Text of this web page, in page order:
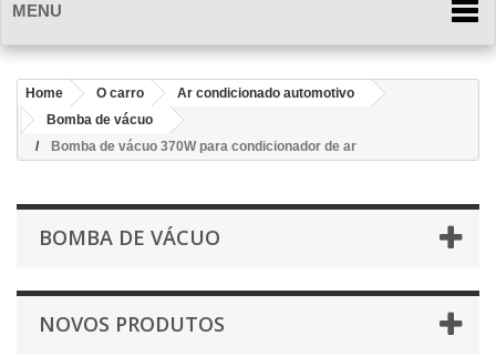
MENU
Home O carro
Ar condicionado automotivo
Bomba de vácuo
Bomba de vácuo 370W para condicionador de ar
BOMBA DE VÁCUO
NOVOS PRODUTOS